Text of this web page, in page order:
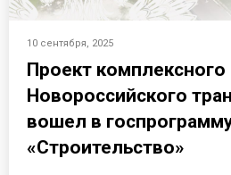
10 сентября, 2025
Проект комплексного
Новороссийского
вошел в
«Строительство»